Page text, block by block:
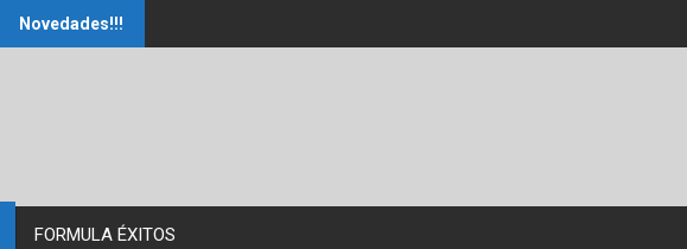
Novedades!!!
FORMULA ÉXITOS